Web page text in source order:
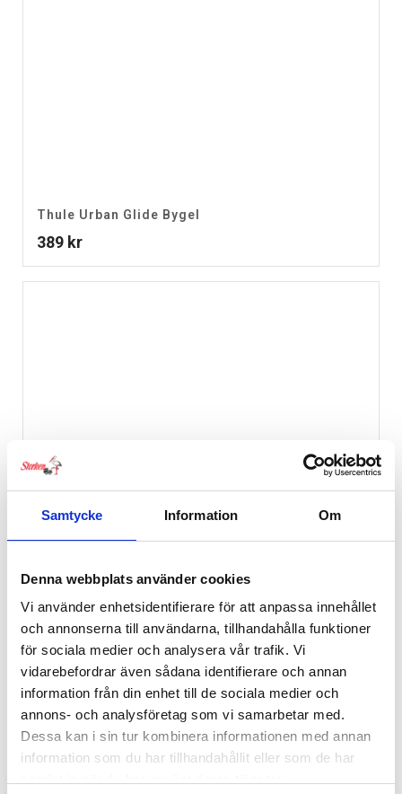
Samtycke Information Om
Denna webbplats använder cookies
Vi använder enhetsidentifierare för att anpassa innehållet
och annonserna till användarna, tillhandahålla funktioner
för sociala medier och analysera vår trafik. Vi
vidarebefordrar även sådana identifierare och annan
information från din enhet till de sociala medier och
annons- och analysföretag som vi samarbetar med.
Dessa kan i sin tur kombinera informationen med annan
information som du har tillhandahållit eller som de har
Thule Urban Glide Bygel
389 kr